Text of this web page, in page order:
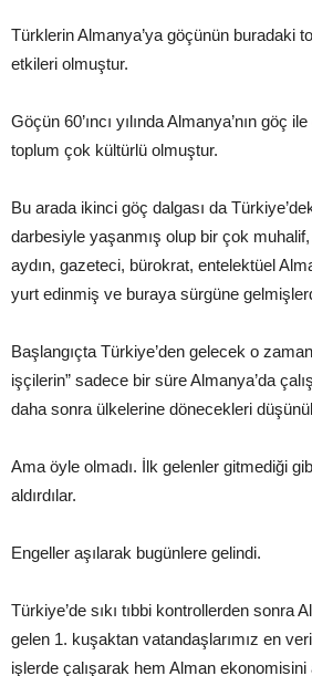
Türklerin Almanya’ya göçünün buradaki
etkileri olmuştur.
Göçün 60’ıncı yılında Almanya’nın göç
toplum çok kültürlü olmuştur.
Bu arada ikinci göç dalgası da
darbesiyle yaşanmış olup bir çok
aydın, gazeteci, bürokrat, entelektüel
yurt edinmiş ve buraya sürgüne
Başlangıçta Türkiye’den gelecek o
işçilerin” sadece bir süre Almanya’da
daha sonra ülkelerine dönecekleri
Ama öyle olmadı. İlk gelenler gitmediği
aldırdılar.
Engeller aşılarak bugünlere gelindi.
Türkiye’de sıkı tıbbi kontrollerden sonra
gelen 1. kuşaktan vatandaşlarımız en
işlerde çalışarak hem Alman ekonomisini